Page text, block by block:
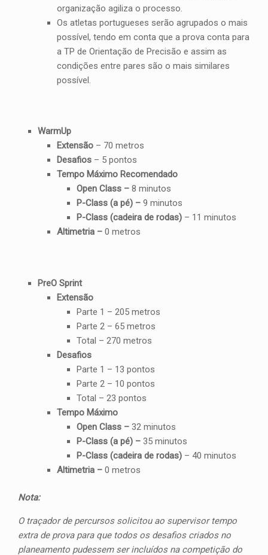
organização agiliza o processo.
Os atletas portugueses serão agrupados o mais
possível, tendo em conta que a prova conta para
a TP de Orientação de Precisão e assim as
condições entre pares são o mais similares
possível.
WarmUp
Extensão – 70 metros
Desafios – 5 pontos
Tempo Máximo Recomendado
Open Class –8 minutos
P-Class (a pé) – 9 minutos
P-Class (cadeira de rodas)– 11 minutos
Altimetria – 0 metros
PreO Sprint
Extensão
Parte 1 – 205 metros
Parte 2 – 65 metros
Total – 270 metros
Desafios
Parte 1 – 13 pontos
Parte 2 – 10 pontos
Total – 23 pontos
Tempo Máximo
Open Class –32 minutos
P-Class (a pé) – 35 minutos
P-Class (cadeira de rodas)– 40 minutos
Altimetria – 0 metros
Nota:
O traçador de percursos solicitou ao supervisor tempo
extra de prova para que todos os desafios criados no
planeamento pudessem ser incluídos na competição do